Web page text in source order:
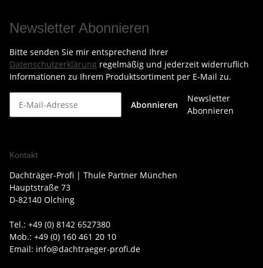
Newsletter Abonnieren
Bitte senden Sie mir entsprechend Ihrer
Datenschutzerklärung regelmäßig und jederzeit widerruflich
Informationen zu Ihrem Produktsortiment per E-Mail zu.
Abonnieren
Newsletter
Abonnieren
Kontakt
Dachträger-Profi | Thule Partner München
Hauptstraße 73
D-82140 Olching
Tel.: +49 (0) 8142 6527380
Mob.: +49 (0) 160 461 20 10
Email: info@dachtraeger-profi.de